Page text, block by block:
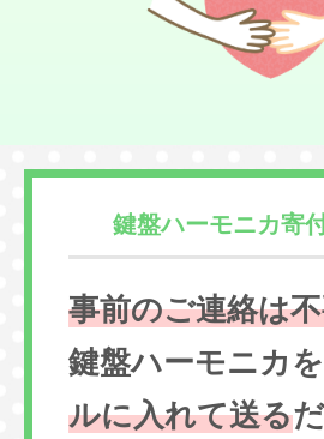
鍵盤ハーモニカ寄
事前のご連絡は
鍵盤ハーモニカを
ルに入れて送る